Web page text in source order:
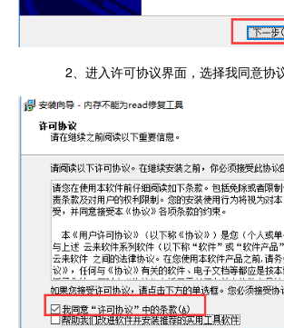
2、进入许可协议界面，选择我同意协